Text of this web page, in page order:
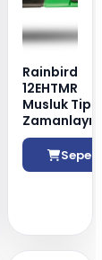
Rainbird
12EHTMR
Musluk Tipi